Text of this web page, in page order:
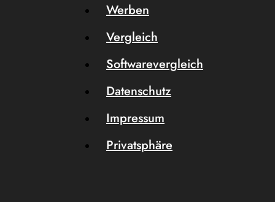
Werben
Vergleich
Softwarevergleich
Datenschutz
Impressum
Privatsphäre